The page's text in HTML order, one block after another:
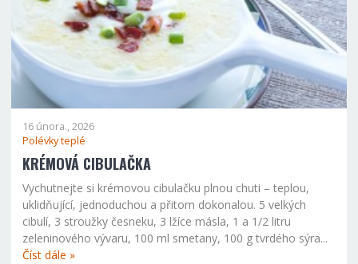
16 února., 2026
Polévky teplé
KRÉMOVÁ CIBULAČKA
Vychutnejte si krémovou cibulačku plnou chuti – teplou,
uklidňující, jednoduchou a přitom dokonalou. 5 velkých
cibulí, 3 stroužky česneku, 3 lžíce másla, 1 a 1/2 litru
zeleninového vývaru, 100 ml smetany, 100 g tvrdého sýra...
Číst dále »